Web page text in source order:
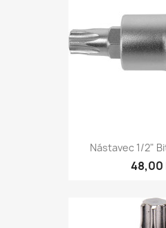
Nástavec 1/2"
48,00